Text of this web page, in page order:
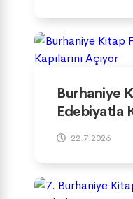
Burhaniye
Edebiyatla
22.7.2026